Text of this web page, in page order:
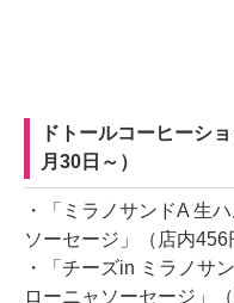
ドトールコーヒーシ
月30日～）
・「ミラノサンドA 生
ソーセージ」（店内456
・「チーズin ミラノサ
ローニャソーセージ」